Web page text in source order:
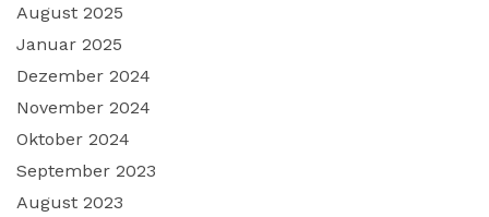
August 2025
Januar 2025
Dezember 2024
November 2024
Oktober 2024
September 2023
August 2023